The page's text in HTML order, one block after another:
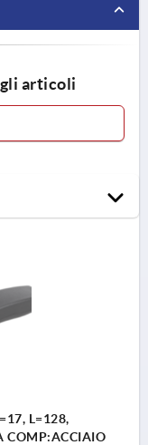
articoli
L=128,
COMP:ACCIAIO